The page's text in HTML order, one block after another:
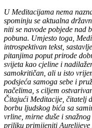
U Meditacijama nema
spominju se aktualna
niti se navode pobjede nad
pobuna. Umjesto toga,
introspektivan tekst,
pitanjima poput prirode
svijeta kao cjeline i
samokritičan, ali u isto
podsjeća samoga sebe i
načelima, s ciljem
Čitajući Meditacije, čitatelj
borbu ljudskog bića sa
vrline, mirne duše i
priliku primijeniti Aurelijeve